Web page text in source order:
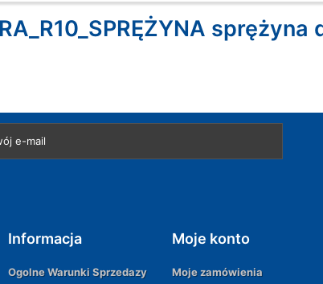
sprężyna
Informacja
Ogolne Warunki Sprzedazy
Moje konto
Moje zamówienia